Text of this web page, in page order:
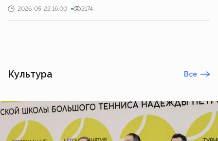
2026-05-22 16:00 2174
Культура Все